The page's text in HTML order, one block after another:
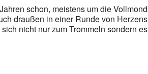
schon, meistens um die
draußen in einer Runde von
nicht nur zum Trommeln sondern